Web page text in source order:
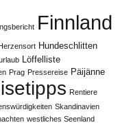
Finnland
Hundeschlitten
Löffelliste
Prag Pressereise Päijänne
Rentiere
Skandinavien
westliches Seenland